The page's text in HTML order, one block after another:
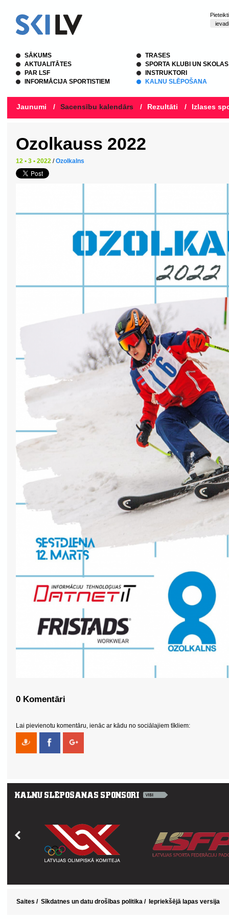
SĀKUMS
AKTUALITĀTES
PAR LSF
INFORMĀCIJA SPORTISTIEM
TRASES
SPORTA KLUBI UN SKOLAS
INSTRUKTORI
KALNU SLĒPOŠANA
Jaunumi / Sacensību kalendārs / Rezultāti / Izlases
Ozolkauss 2022
12 • 3 • 2022 /Ozolkalns
0 Komentāri
Lai pievienotu komentāru, ienāc ar kādu no sociālajiem tīkliem:
Saites / Sīkdatnes un datu drošības politika / Iepriekšējā lapas versija